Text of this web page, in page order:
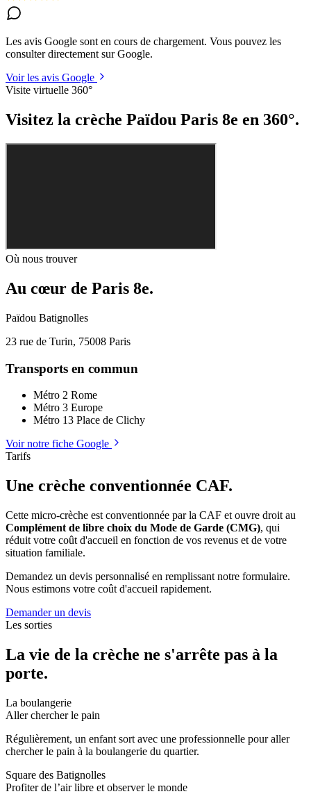
Les avis Google sont en cours de chargement. Vous pouvez les
consulter directement sur Google.
Voir les avis Google
Visite virtuelle 360°
Visitez la crèche Païdou Paris 8e en 360°.
Où nous trouver
Au cœur de Paris 8e.
Païdou Batignolles
23 rue de Turin, 75008 Paris
Transports en commun
Métro 2 Rome
Métro 3 Europe
Métro 13 Place de Clichy
Voir notre fiche Google
−
Tarifs
Une crèche conventionnée CAF.
Cette micro-crèche est conventionnée par la CAF et ouvre droit au
Complément de libre choix du Mode de Garde (CMG), qui
réduit votre coût d'accueil en fonction de vos revenus et de votre
situation familiale.
Demandez un devis personnalisé en remplissant notre formulaire.
Nous estimons votre coût d'accueil rapidement.
Demander un devis
Les sorties
La vie de la crèche ne s'arrête pas à la
porte.
La boulangerie
Aller chercher le pain
Régulièrement, un enfant sort avec une professionnelle pour aller
chercher le pain à la boulangerie du quartier.
Square des Batignolles
Profiter de l’air libre et observer le monde